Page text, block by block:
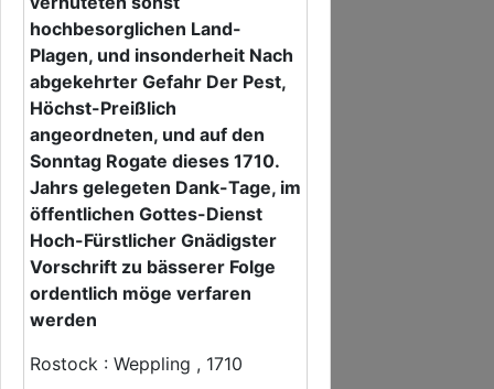
hochbesorglichen Land-
Plagen, und insonderheit Nach
abgekehrter Gefahr Der Pest,
Höchst-Preißlich
angeordneten, und auf den
Sonntag Rogate dieses 1710.
Jahrs gelegeten Dank-Tage, im
öffentlichen Gottes-Dienst
Hoch-Fürstlicher Gnädigster
Vorschrift zu bässerer Folge
ordentlich möge verfaren
werden
Rostock : Weppling , 1710